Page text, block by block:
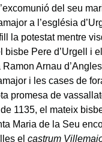
del seu
a l’església
la potestat mentre
bisbe Pere d’Urgell i
Arnau
i les cases de
promesa de
1135, el mateix
Maria de la Seu
el castrum